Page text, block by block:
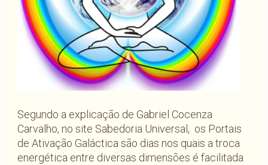
Segundo a explicação de Gabriel Cocenza
Carvalho, no site Sabedoria Universal, os Portais
de Ativação Galáctica são dias nos quais a troca
energética entre diversas dimensões é facilitada